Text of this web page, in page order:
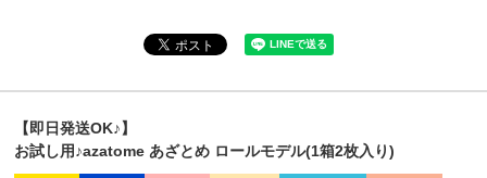
【即日発送OK♪】
お試し用♪azatome あざとめ ロールモデル(1箱2枚入り)